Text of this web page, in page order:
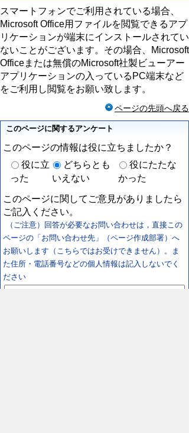
スマートフォンでご利用されている場合、
Microsoft Office用ファイルを閲覧できるアプ
リケーションが端末にインストールされてい
ないことがございます。その場合、Microsoft
Officeまたは無償のMicrosoft社製ビューアー
アプリケーションの入っているPC端末など
をご利用し閲覧をお願い致します。
ページの先頭へ戻る
このページに関するアンケート
このページの情報は役に立ちましたか？
役に立
った
どちらとも
いえない
役にたたな
かった
このページに関してご意見がありましたら
ご記入ください。
（ご注意）回答が必要なお問い合わせは，直接この
ページの「お問い合わせ先」（ページ作成部署）へ
お願いします（こちらではお受けできません）。ま
た住所・電話番号などの個人情報は記入しないでく
ださい